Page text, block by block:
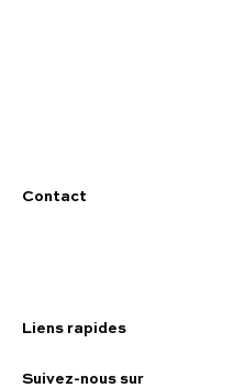
Contact
Liens rapides
Suivez-nous sur